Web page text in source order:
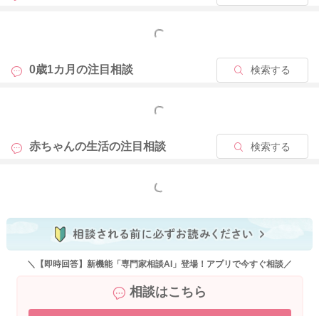
もっと見る
0歳1カ月の注目相談 検索する
もっと見る
赤ちゃんの生活の注目相談 検索する
もっと見る
＼【即時回答】新機能「専門家相談AI」登場！アプリで今すぐ相談／
相談はこちら